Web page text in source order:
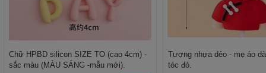
Chữ HPBD silicon SIZE TO (cao 4cm) -
sắc màu (MÀU SÁNG -mẫu mới).
Tượng nhựa dẻo - mẹ áo
tóc đỏ.